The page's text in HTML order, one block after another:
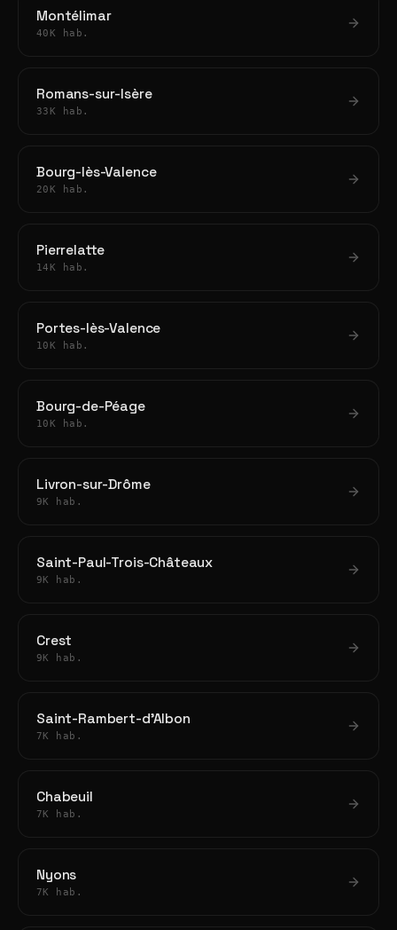
Montélimar
40K hab.
Romans-sur-Isère
33K hab.
Bourg-lès-Valence
20K hab.
Pierrelatte
14K hab.
Portes-lès-Valence
10K hab.
Bourg-de-Péage
10K hab.
Livron-sur-Drôme
9K hab.
Saint-Paul-Trois-Châteaux
9K hab.
Crest
9K hab.
Saint-Rambert-d'Albon
7K hab.
Chabeuil
7K hab.
Nyons
7K hab.